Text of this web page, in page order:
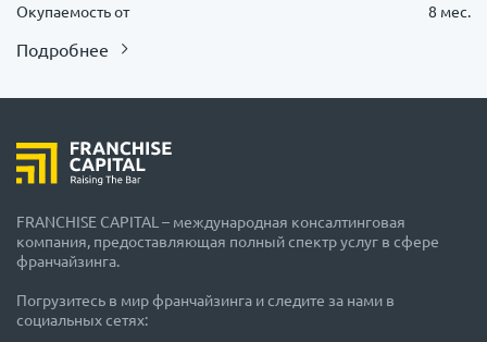
Окупаемость от
8 мес.
Подробнее
FRANCHISE CAPITAL – международная консалтинговая
компания, предоставляющая полный спектр услуг в сфере
франчайзинга.
Погрузитесь в мир франчайзинга и следите за нами в
социальных сетях: